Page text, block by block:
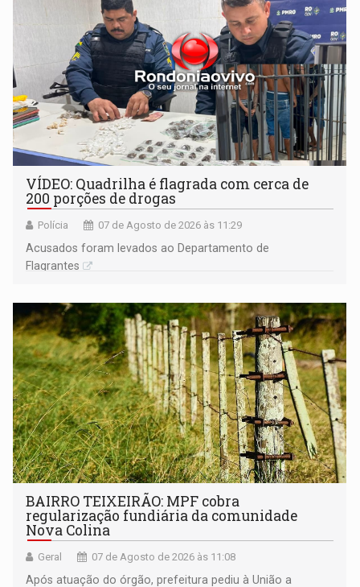
VÍDEO: Quadrilha é flagrada com cerca de
200 porções de drogas
Polícia 07 de Agosto de 2026 às 11:29
Acusados foram levados ao Departamento de
Flagrantes
BAIRRO TEIXEIRÃO: MPF cobra
regularização fundiária da comunidade
Nova Colina
Geral 07 de Agosto de 2026 às 11:08
Após atuação do órgão, prefeitura pediu à União a